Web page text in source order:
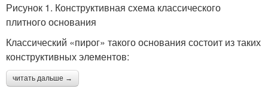
Рисунок 1. Конструктивная схема классического
плитного основания
Классический «пирог» такого основания состоит из таких
конструктивных элементов:
читать дальше →